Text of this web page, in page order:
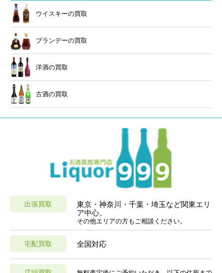
ウイスキーの買取
ブランデーの買取
洋酒の買取
古酒の買取
出張買取
東京・神奈川・千葉・埼玉など関東エリ
ア中心。
その他エリアの方もご相談ください。
宅配買取 全国対応